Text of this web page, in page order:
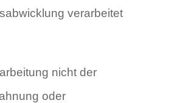
verarbeitet
nicht der
oder